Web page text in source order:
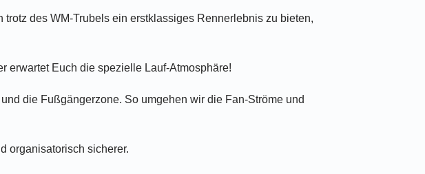
des WM-Trubels ein erstklassiges Rennerlebnis zu bieten,
erwartet Euch die spezielle Lauf-Atmosphäre!
die Fußgängerzone. So umgehen wir die Fan-Ströme und
organisatorisch sicherer.